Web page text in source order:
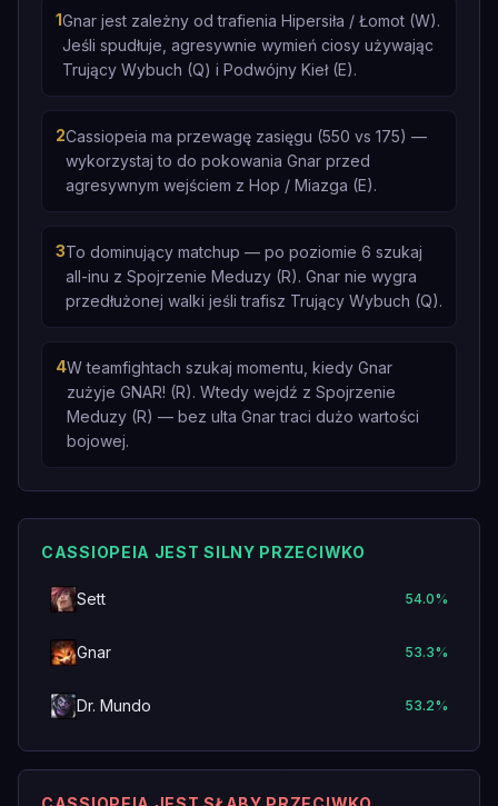
1Gnar jest zależny od trafienia Hipersiła / Łomot (W).
Jeśli spudłuje, agresywnie wymień ciosy używając
Trujący Wybuch (Q) i Podwójny Kieł (E).
2Cassiopeia ma przewagę zasięgu (550 vs 175) —
wykorzystaj to do pokowania Gnar przed
agresywnym wejściem z Hop / Miazga (E).
3To dominujący matchup — po poziomie 6 szukaj
all-inu z Spojrzenie Meduzy (R). Gnar nie wygra
przedłużonej walki jeśli trafisz Trujący Wybuch (Q).
4W teamfightach szukaj momentu, kiedy Gnar
zużyje GNAR! (R). Wtedy wejdź z Spojrzenie
Meduzy (R) — bez ulta Gnar traci dużo wartości
bojowej.
CASSIOPEIA JEST SILNY PRZECIWKO
Sett 54.0%
Gnar 53.3%
Dr. Mundo 53.2%